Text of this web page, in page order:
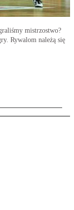
mistrzostwo?
Rywalom należą się